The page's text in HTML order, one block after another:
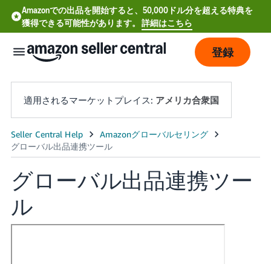
Amazonでの出品を開始すると、50,000ドル分を超える特典を
獲得できる可能性があります。 詳細はこちら
English
登録
適用されるマーケットプレイス: アメリカ合衆国
グローバル出品連携ツー
ル